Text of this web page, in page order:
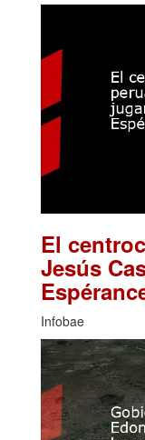
El
Jesús
Infobae